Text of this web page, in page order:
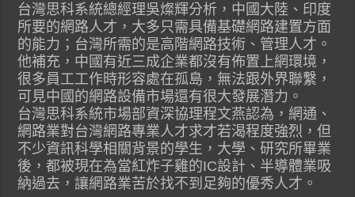
台灣思科系統總經理吳燦輝分析，中國大陸、印度
所要的網路人才，大多只需具備基礎網路建置方面
的能力；台灣所需的是高階網路技術、管理人才。
他補充，中國有近三成企業都沒有佈置上網環境，
很多員工工作時形容處在孤島，無法跟外界聯繫，
可見中國的網路設備市場還有很大發展潛力。
台灣思科系統市場部資深協理程文燕認為，網通、
網路業對台灣網路專業人才求才若渴程度強烈，但
不少資訊科學相關背景的學生，大學、研究所畢業
後，都被現在為當紅炸子雞的IC設計、半導體業吸
納過去，讓網路業苦於找不到足夠的優秀人才。